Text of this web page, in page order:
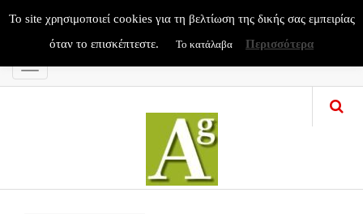
Menu
To site χρησιμοποιεί cookies για τη βελτίωση της δικής σας εμπειρίας
όταν το επισκέπτεστε.
Το κατάλαβα Περισσότερα